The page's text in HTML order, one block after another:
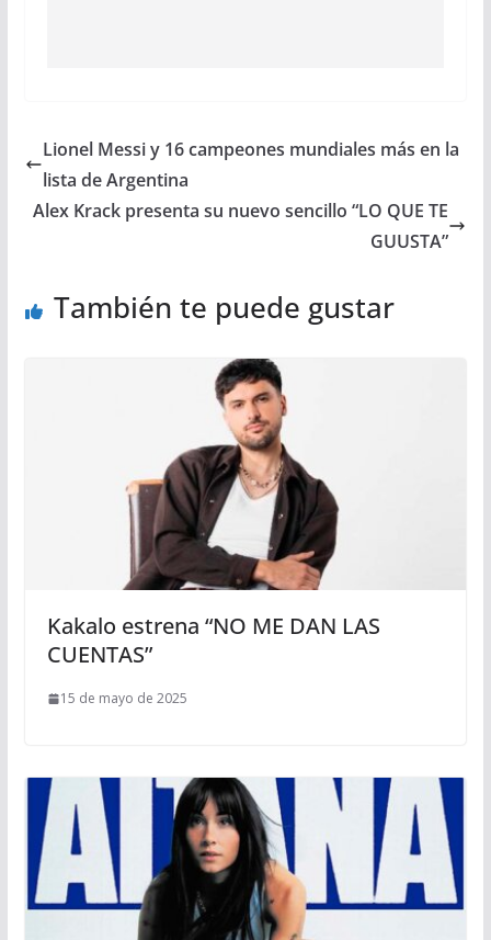
Lionel Messi y 16 campeones mundiales más en la
lista de Argentina
Alex Krack presenta su nuevo sencillo “LO QUE TE
GUUSTA”
También te puede gustar
Kakalo estrena “NO ME DAN LAS
CUENTAS”
15 de mayo de 2025